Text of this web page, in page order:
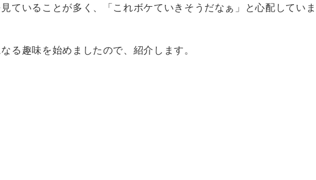
ていることが多く、「これボケていきそうだなぁ」と心配していま
る趣味を始めましたので、紹介します。